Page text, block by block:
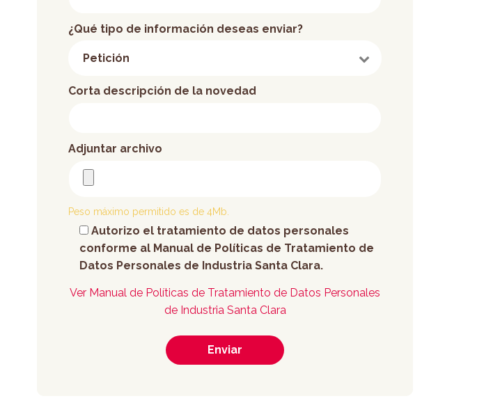
¿Qué tipo de información deseas enviar?
Corta descripción de la novedad
Adjuntar archivo
Peso máximo permitido es de 4Mb.
Autorizo el tratamiento de datos personales
conforme al Manual de Políticas de Tratamiento de
Datos Personales de Industria Santa Clara.
Ver Manual de Políticas de Tratamiento de Datos Personales
de Industria Santa Clara